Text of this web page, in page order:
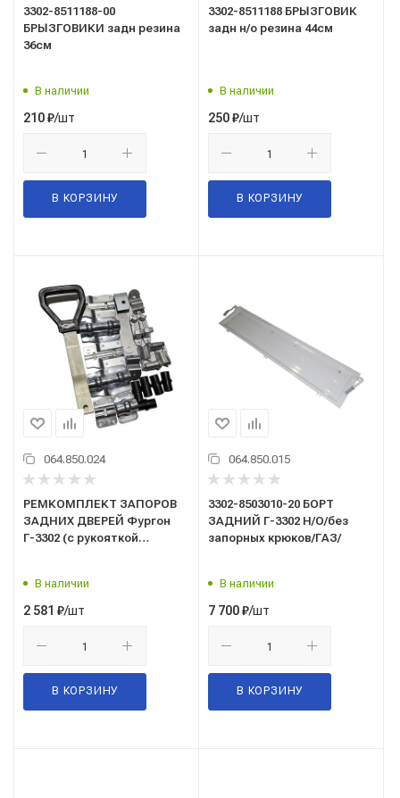
3302-8511188-00
БРЫЗГОВИКИ задн резина
36см
В наличии
210₽/шт
В КОРЗИНУ
3302-8511188 БРЫЗГОВИК
задн н/о резина 44см
В наличии
250₽/шт
В КОРЗИНУ
064.850.024
РЕМКОМПЛЕКТ ЗАПОРОВ
ЗАДНИХ ДВЕРЕЙ Фургон
Г-3302 (с рукояткой
В наличии
2 581 ₽/шт
В КОРЗИНУ
064.850.015
3302-8503010-20 БОРТ
ЗАДНИЙ Г-3302 Н/О/без
запорных крюков/ГАЗ/
В наличии
7 700₽/шт
В КОРЗИНУ